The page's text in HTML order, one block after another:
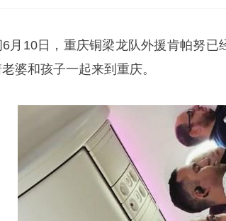
月10日，重庆铜梁龙队外援肯帕努已
婆和孩子一起来到重庆。